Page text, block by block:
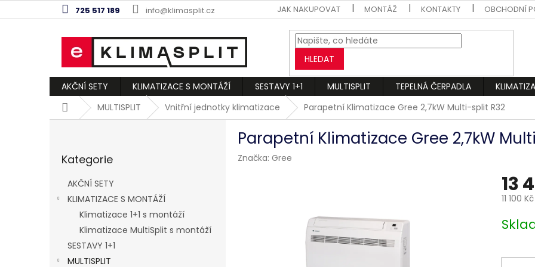
na
725 517 189 info@klimasplit.cz JAK NAKUPOVAT MONTÁŽ KONTAKTY OBCHODNÍ
HLEDAT
AKČNÍ SETY KLIMATIZACE S MONTÁŽÍ SESTAVY 1+1 MULTISPLIT TEPELNÁ ČERPADLA
DomůMULTISPLIT Vnitřní jednotky klimatizace Parapetní Klimatizace Gree 2,7kW Multi-split R32
kategorie
Kategorie
AKČNÍ SETY
KLIMATIZACE S MONTÁŽÍ
Klimatizace 1+1 s montáží
Klimatizace MultiSplit s montáží
SESTAVY 1+1
MULTISPLIT
Parapetní Klimatizace Gree 2,7kW
Značka: Gree
13
11 100
cena: